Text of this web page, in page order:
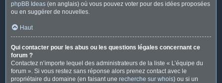
phpBB Ideas (en anglais) où vous pouvez voter pour des idées proposées
ou en suggérer de nouvelles.
Haut
Qui contacter pour les abus ou les questions légales concernant ce
forum ?
Contactez n’importe lequel des administrateurs de la liste « L’équipe du
forum ». Si vous restez sans réponse alors prenez contact avec le
propriétaire du domaine (en faisant une recherche sur whois) ou si un